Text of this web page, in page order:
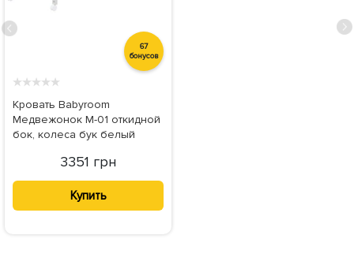
67
бонусов
★★★★★
Кровать Babyroom
Медвежонок M-01 откидной
бок, колеса бук белый
3351 грн
Купить